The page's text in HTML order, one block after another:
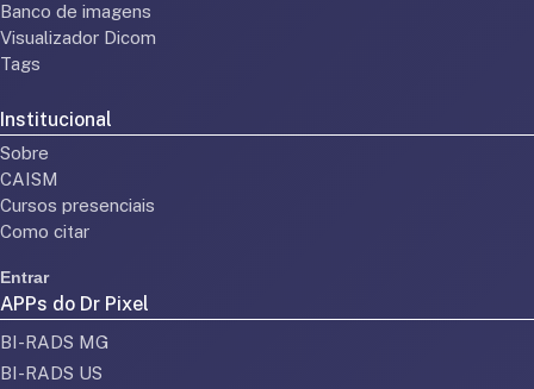
Banco de imagens
Visualizador Dicom
Tags
Institucional
Sobre
CAISM
Cursos presenciais
Como citar
Entrar
APPs do Dr Pixel
BI-RADS MG
BI-RADS US